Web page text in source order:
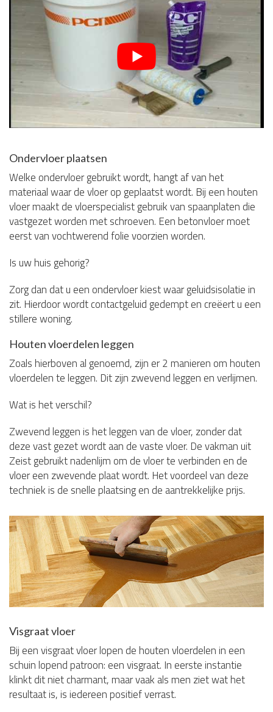
Ondervloer plaatsen
Welke ondervloer gebruikt wordt, hangt af van het
materiaal waar de vloer op geplaatst wordt. Bij een houten
vloer maakt de vloerspecialist gebruik van spaanplaten die
vastgezet worden met schroeven. Een betonvloer moet
eerst van vochtwerend folie voorzien worden.
Is uw huis gehorig?
Zorg dan dat u een ondervloer kiest waar geluidsisolatie in
zit. Hierdoor wordt contactgeluid gedempt en creëert u een
stillere woning.
Houten vloerdelen leggen
Zoals hierboven al genoemd, zijn er 2 manieren om houten
vloerdelen te leggen. Dit zijn zwevend leggen en verlijmen.
Wat is het verschil?
Zwevend leggen is het leggen van de vloer, zonder dat
deze vast gezet wordt aan de vaste vloer. De vakman uit
Zeist gebruikt nadenlijm om de vloer te verbinden en de
vloer een zwevende plaat wordt. Het voordeel van deze
techniek is de snelle plaatsing en de aantrekkelijke prijs.
Visgraat vloer
Bij een visgraat vloer lopen de houten vloerdelen in een
schuin lopend patroon: een visgraat. In eerste instantie
klinkt dit niet charmant, maar vaak als men ziet wat het
resultaat is, is iedereen positief verrast.